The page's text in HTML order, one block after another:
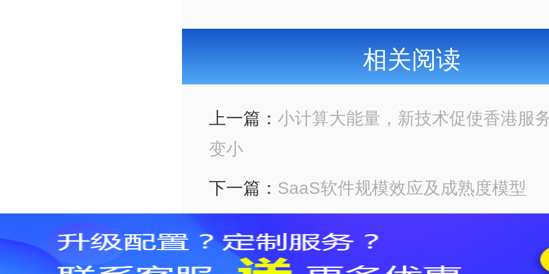
相关阅读
上一篇：小计算大能量，新技术促使香港服
变小
下一篇： SaaS软件规模效应及成熟度模型